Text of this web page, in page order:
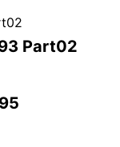
Part02